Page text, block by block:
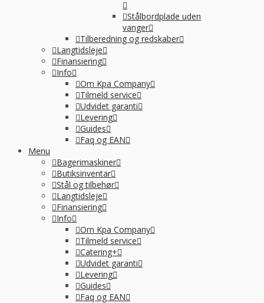
Stålbordplade uden
vanger
Tilberedning og redskaber
Langtidsleje
Finansiering
Info
Om Kpa Company
Tilmeld service
Udvidet garanti
Levering
Guides
Faq og EAN
Menu
Bagerimaskiner
Butiksinventar
Stål og tilbehør
Langtidsleje
Finansiering
Info
Om Kpa Company
Tilmeld service
Catering+
Udvidet garanti
Levering
Guides
Faq og EAN